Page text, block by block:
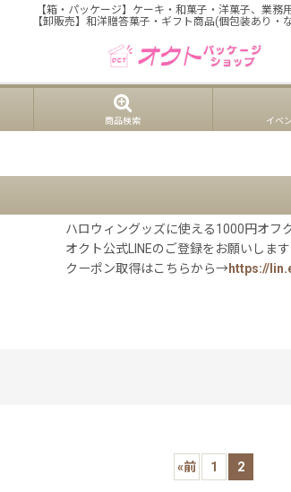
【箱・パッケージ】ケーキ・和菓子・洋菓子、業務
【卸販売】和洋贈答菓子・ギフト商品(個包装あり・
商品検索 イベ
ハロウィングッズに使える1000円オフ
オクト公式LINEのご登録をお願いしま
クーポン取得はこちらから→https://
«前 1 2